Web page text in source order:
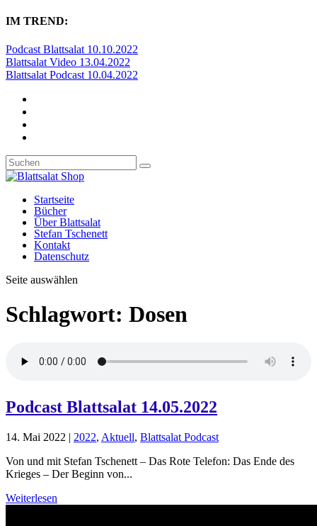
IM TREND:
Podcast Blattsalat 10.10.2022
Blattsalat Video 13.04.2022
Blattsalat Podcast 10.04.2022
Startseite
Bücher
Über Blattsalat
Stefan Tschenett
Kontakt
Datenschutz
Seite auswählen
Schlagwort: Dosen
Podcast Blattsalat 14.05.2022
14. Mai 2022 | 2022, Aktuell, Blattsalat Podcast
Von und mit Stefan Tschenett – Das Rote Telefon: Das Ende des
Krieges – Der Beginn von...
Weiterlesen